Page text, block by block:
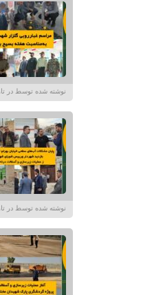
نوشته شده توسط در تاریخ ۰۹/۰۹/۱۴۰۴ ساعت
نوشته شده توسط در تاریخ ۰۹/۰۹/۱۴۰۴ ساعت